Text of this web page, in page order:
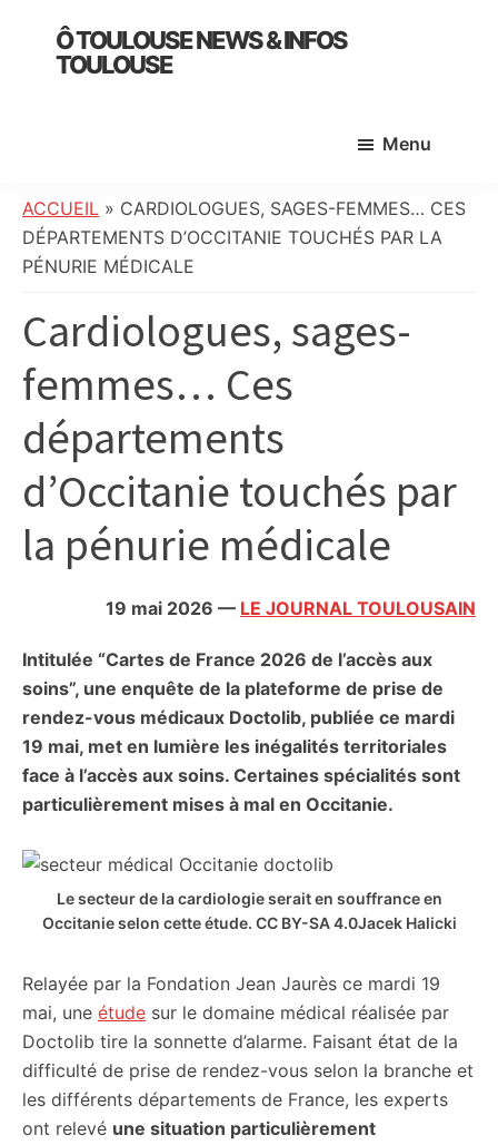
primary
Ô TOULOUSE NEWS & INFOS
TOULOUSE
:
info
locale,
culture,
politique,
météo,
divers
initiatives
citoyennes
Menu
ACCUEIL » CARDIOLOGUES, SAGES-FEMMES… CES
DÉPARTEMENTS D’OCCITANIE TOUCHÉS PAR LA
PÉNURIE MÉDICALE
Cardiologues, sages-
femmes… Ces
départements
d’Occitanie touchés par
la pénurie médicale
19 mai 2026 — LE JOURNAL TOULOUSAIN
Intitulée “Cartes de France 2026 de l’accès aux
soins”, une enquête de la plateforme de prise de
rendez-vous médicaux Doctolib, publiée ce mardi
19 mai, met en lumière les inégalités territoriales
face à l’accès aux soins. Certaines spécialités sont
particulièrement mises à mal en Occitanie.
Le secteur de la cardiologie serait en souffrance en
Occitanie selon cette étude. CC BY-SA 4.0Jacek Halicki
Relayée par la Fondation Jean Jaurès ce mardi 19
mai, une étude sur le domaine médical réalisée par
Doctolib tire la sonnette d’alarme. Faisant état de la
difficulté de prise de rendez-vous selon la branche et
les différents départements de France, les experts
ont relevé une situation particulièrement